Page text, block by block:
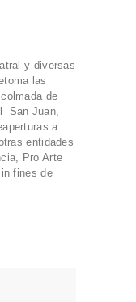
y diversas
las
de
San Juan,
a
entidades
Pro Arte
fines de